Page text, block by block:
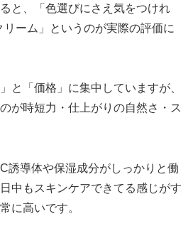
と、「色選びにさえ気をつけれ
ーム」というのが実際の評価に
と「価格」に集中していますが、
が時短力・仕上がりの自然さ・ス
誘導体や保湿成分がしっかりと働
中もスキンケアできてる感じがす
に高いです。